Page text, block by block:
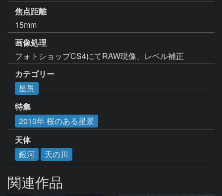
焦点距離
15mm
画像処理
フォトショップCS4にてRAW現像、レベル補正
カテゴリー
星景
特集
2010年 桜のある星景
天体
銀河
天の川
関連作品